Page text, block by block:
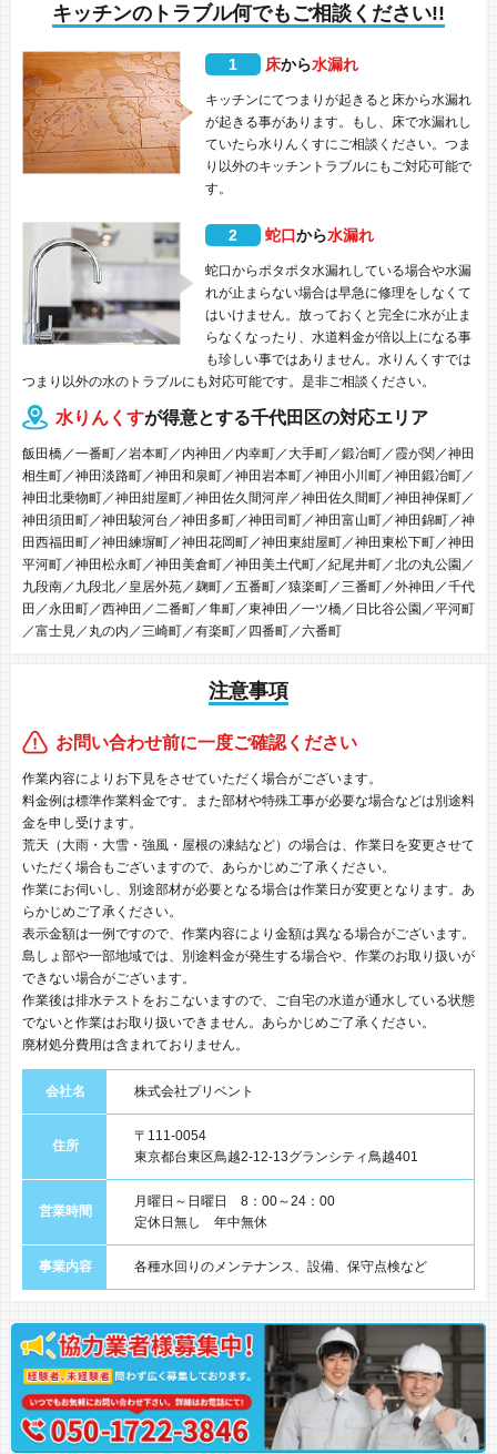
キッチンのトラブル何でもご相談ください!!
1 床から水漏れ
キッチンにてつまりが起きると床から水漏れ
が起きる事があります。もし、床で水漏れし
ていたら水りんくすにご相談ください。つま
り以外のキッチントラブルにもご対応可能で
す。
2 蛇口から水漏れ
蛇口からポタポタ水漏れしている場合や水漏
れが止まらない場合は早急に修理をしなくて
はいけません。放っておくと完全に水が止ま
らなくなったり、水道料金が倍以上になる事
も珍しい事ではありません。水りんくすでは
つまり以外の水のトラブルにも対応可能です。是非ご相談ください。
水りんくすが得意とする千代田区の対応エリア
飯田橋／一番町／岩本町／内神田／内幸町／大手町／鍛冶町／霞が関／神田
相生町／神田淡路町／神田和泉町／神田岩本町／神田小川町／神田鍛冶町／
神田北乗物町／神田紺屋町／神田佐久間河岸／神田佐久間町／神田神保町／
神田須田町／神田駿河台／神田多町／神田司町／神田富山町／神田錦町／神
田西福田町／神田練塀町／神田花岡町／神田東紺屋町／神田東松下町／神田
平河町／神田松永町／神田美倉町／神田美土代町／紀尾井町／北の丸公園／
九段南／九段北／皇居外苑／麹町／五番町／猿楽町／三番町／外神田／千代
田／永田町／西神田／二番町／隼町／東神田／一ツ橋／日比谷公園／平河町
／富士見／丸の内／三崎町／有楽町／四番町／六番町
注意事項
お問い合わせ前に一度ご確認ください
作業内容によりお下見をさせていただく場合がございます。
料金例は標準作業料金です。また部材や特殊工事が必要な場合などは別途料
金を申し受けます。
荒天（大雨・大雪・強風・屋根の凍結など）の場合は、作業日を変更させて
いただく場合もございますので、あらかじめご了承ください。
作業にお伺いし、別途部材が必要となる場合は作業日が変更となります。あ
らかじめご了承ください。
表示金額は一例ですので、作業内容により金額は異なる場合がございます。
島しょ部や一部地域では、別途料金が発生する場合や、作業のお取り扱いが
できない場合がございます。
作業後は排水テストをおこないますので、ご自宅の水道が通水している状態
でないと作業はお取り扱いできません。あらかじめご了承ください。
廃材処分費用は含まれておりません。
会社名 株式会社プリベント
住所
〒111-0054
東京都台東区鳥越2-12-13グランシティ鳥越401
営業時間
月曜日～日曜日 8：00～24：00
定休日無し 年中無休
事業内容 各種水回りのメンテナンス、設備、保守点検など